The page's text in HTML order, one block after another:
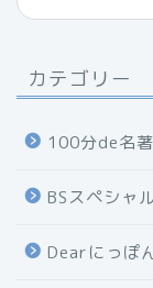
カテゴリー
100分de名著
BSスペシャ
Dearにっぽ